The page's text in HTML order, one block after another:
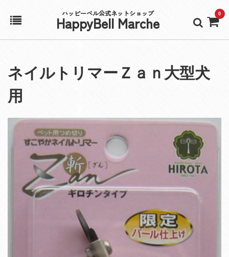
ハッピーベル公式ネットショップ
HappyBell Marche 0
アカウント
カート
ネイルトリマーＺａｎ大型犬
用